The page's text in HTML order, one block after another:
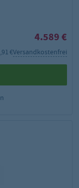
4.589 €
€Versandkostenfrei